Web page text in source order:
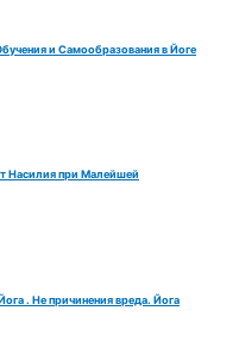
и Самообразования в Йоге
Насилия при Малейшей
. Не причинения вреда. Йога